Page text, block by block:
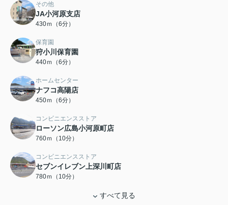
その他
JA小河原支店
430ｍ（6分）
保育園
狩小川保育園
440ｍ（6分）
ホームセンター
ナフコ高陽店
450ｍ（6分）
コンビニエンスストア
ローソン広島小河原町店
760ｍ（10分）
コンビニエンスストア
セブンイレブン上深川町店
780ｍ（10分）
すべて見る